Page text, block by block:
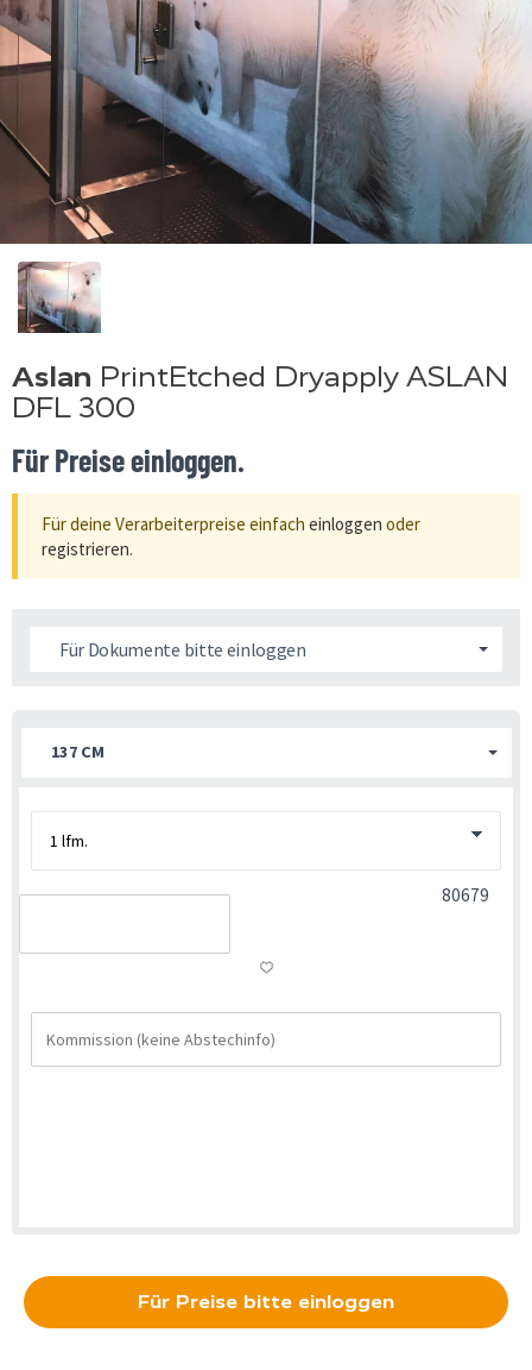
Aslan PrintEtched Dryapply ASLAN
DFL 300
Für Preise einloggen.
Für deine Verarbeiterpreise einfach einloggen oder
registrieren.
Für Dokumente bitte einloggen
137 CM
80679
Für Preise bitte einloggen